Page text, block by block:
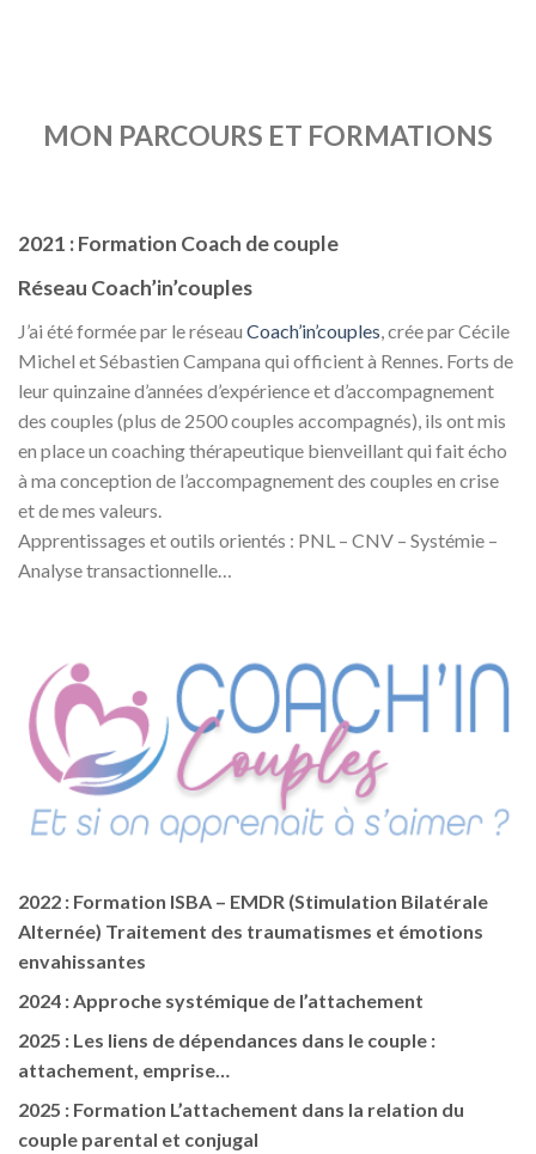
MON PARCOURS ET FORMATIONS
2021 : Formation Coach de couple
Réseau Coach’in’couples
J’ai été formée par le réseau Coach’in’couples, crée par Cécile
Michel et Sébastien Campana qui officient à Rennes. Forts de
leur quinzaine d’années d’expérience et d’accompagnement
des couples (plus de 2500 couples accompagnés), ils ont mis
en place un coaching thérapeutique bienveillant qui fait écho
à ma conception de l’accompagnement des couples en crise
et de mes valeurs.
Apprentissages et outils orientés : PNL – CNV – Systémie –
Analyse transactionnelle…
2022 : Formation ISBA – EMDR (Stimulation Bilatérale
Alternée) Traitement des traumatismes et émotions
envahissantes
2024 : Approche systémique de l’attachement
2025 : Les liens de dépendances dans le couple :
attachement, emprise…
2025 : Formation L’attachement dans la relation du
couple parental et conjugal